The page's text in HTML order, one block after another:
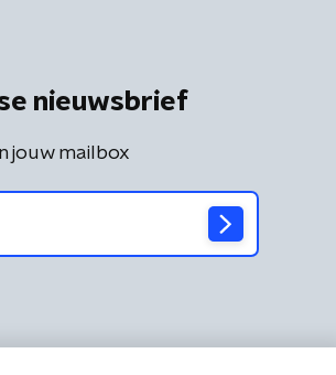
nieuwsbrief
jouw mailbox